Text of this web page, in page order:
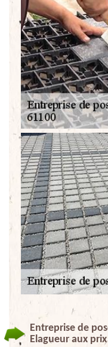
Entreprise de
Elagueur aux